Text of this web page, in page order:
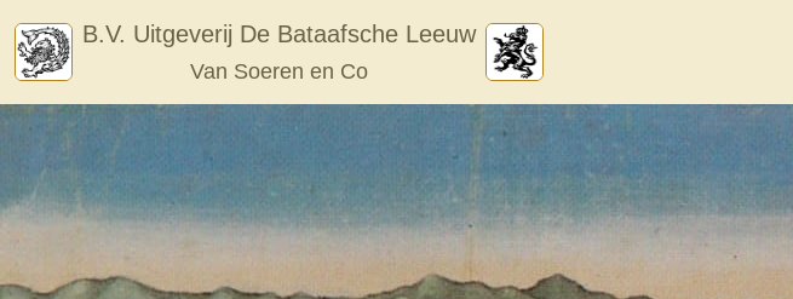
content
B.V. Uitgeverij De Bataafsche Leeuw
Van Soeren en Co